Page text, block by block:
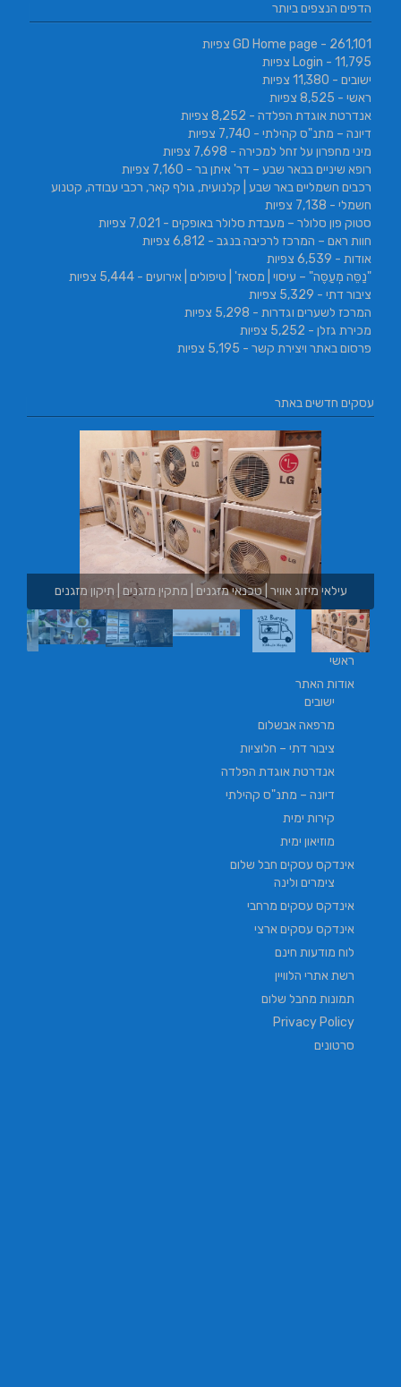
הדפים הנצפים ביותר
GD Home page - 261,101 צפיות
Login - 11,795 צפיות
ישובים - 11,380 צפיות
ראשי - 8,525 צפיות
אנדרטת אוגדת הפלדה - 8,252 צפיות
דיונה – מתנ"ס קהילתי - 7,740 צפיות
מיני מחפרון על זחל למכירה - 7,698 צפיות
רופא שיניים בבאר שבע – דר' איתן בר - 7,160 צפיות
רכבים חשמליים באר שבע | קלנועית, גולף קאר, רכבי עבודה, קטנוע
חשמלי - 7,138 צפיות
סטוק פון סלולר – מעבדת סלולר באופקים - 7,021 צפיות
חוות ראם – המרכז לרכיבה בנגב - 6,812 צפיות
אודות - 6,539 צפיות
"נַסֵּה מְעַסֶּה" – עיסוי | מסאז' | טיפולים | אירועים - 5,444 צפיות
ציבור דתי - 5,329 צפיות
המרכז לשערים וגדרות - 5,298 צפיות
מכירת גזלן - 5,252 צפיות
פרסום באתר ויצירת קשר - 5,195 צפיות
עסקים חדשים באתר
| תיקון מזגנים בורגר באשכול | בורגר 232 | Burger 232 | בורגר בר
ראשי
אודות האתר
ישובים
מרפאה אבשלום
ציבור דתי – חלוציות
אנדרטת אוגדת הפלדה
דיונה – מתנ"ס קהילתי
קירות ימית
מוזיאון ימית
אינדקס עסקים חבל שלום
צימרים ולינה
אינדקס עסקים מרחבי
אינדקס עסקים ארצי
לוח מודעות חינם
רשת אתרי הלוויין
תמונות מחבל שלום
Privacy Policy
סרטונים